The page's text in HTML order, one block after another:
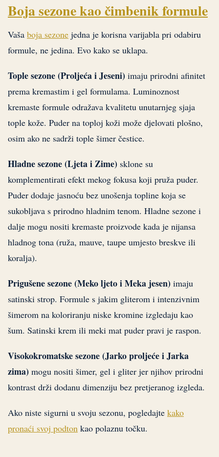
Boja sezone kao čimbenik formule
Vaša boja sezone jedna je korisna varijabla pri odabiru
formule, ne jedina. Evo kako se uklapa.
Tople sezone (Proljeća i Jeseni) imaju prirodni afinitet
prema kremastim i gel formulama. Luminoznost
kremaste formule odražava kvalitetu unutarnjeg sjaja
tople kože. Puder na toploj koži može djelovati plošno,
osim ako ne sadrži tople šimer čestice.
Hladne sezone (Ljeta i Zime) sklone su
komplementirati efekt mekog fokusa koji pruža puder.
Puder dodaje jasnoću bez unošenja topline koja se
sukobljava s prirodno hladnim tenom. Hladne sezone i
dalje mogu nositi kremaste proizvode kada je nijansa
hladnog tona (ruža, mauve, taupe umjesto breskve ili
koralja).
Prigušene sezone (Meko ljeto i Meka jesen) imaju
satinski strop. Formule s jakim gliterom i intenzivnim
šimerom na koloriranju niske kromine izgledaju kao
šum. Satinski krem ili meki mat puder pravi je raspon.
Visokokromatske sezone (Jarko proljeće i Jarka
zima) mogu nositi šimer, gel i gliter jer njihov prirodni
kontrast drži dodanu dimenziju bez pretjeranog izgleda.
Ako niste sigurni u svoju sezonu, pogledajte kako
pronaći svoj podton kao polaznu točku.